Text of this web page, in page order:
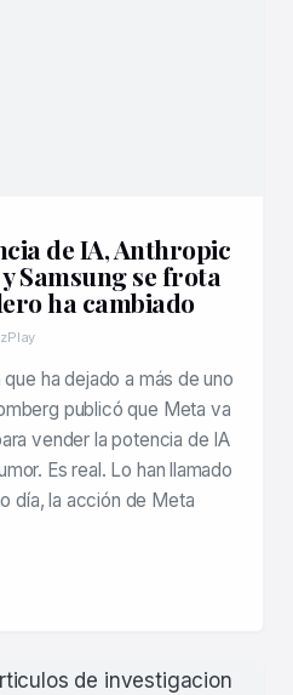
de IA, Anthropic
Samsung se frota
ha cambiado
que ha dejado a más de uno
publicó que Meta va
vender la potencia de IA
Es real. Lo han llamado
día, la acción de Meta